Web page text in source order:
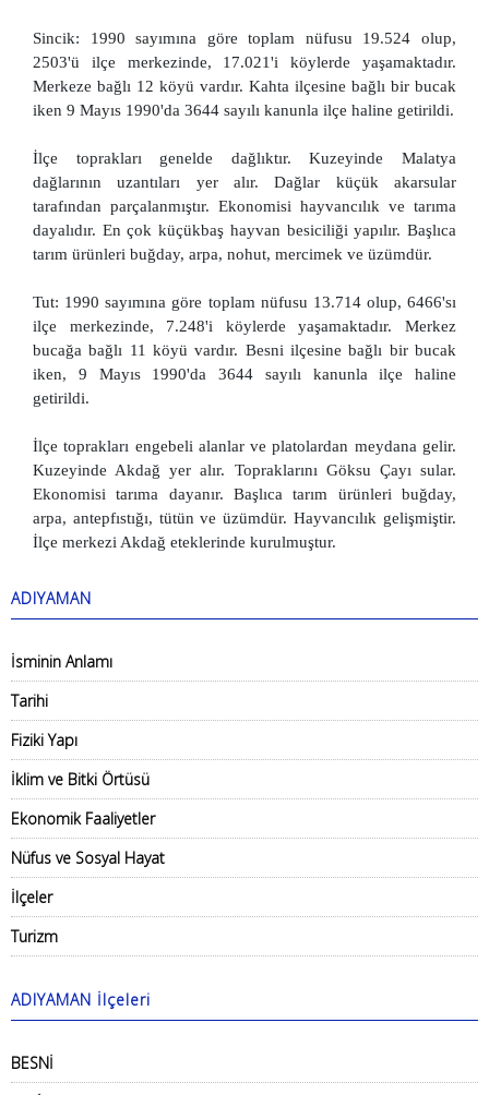
Sincik: 1990 sayımına göre toplam nüfusu 19.524 olup,
2503'ü ilçe merkezinde, 17.021'i köylerde yaşamaktadır.
Merkeze bağlı 12 köyü vardır. Kahta ilçesine bağlı bir bucak
iken 9 Mayıs 1990'da 3644 sayılı kanunla ilçe haline getirildi.
İlçe toprakları genelde dağlıktır. Kuzeyinde Malatya
dağlarının uzantıları yer alır. Dağlar küçük akarsular
tarafından parçalanmıştır. Ekonomisi hayvancılık ve tarıma
dayalıdır. En çok küçükbaş hayvan besiciliği yapılır. Başlıca
tarım ürünleri buğday, arpa, nohut, mercimek ve üzümdür.
Tut: 1990 sayımına göre toplam nüfusu 13.714 olup, 6466'sı
ilçe merkezinde, 7.248'i köylerde yaşamaktadır. Merkez
bucağa bağlı 11 köyü vardır. Besni ilçesine bağlı bir bucak
iken, 9 Mayıs 1990'da 3644 sayılı kanunla ilçe haline
getirildi.
İlçe toprakları engebeli alanlar ve platolardan meydana gelir.
Kuzeyinde Akdağ yer alır. Topraklarını Göksu Çayı sular.
Ekonomisi tarıma dayanır. Başlıca tarım ürünleri buğday,
arpa, antepfıstığı, tütün ve üzümdür. Hayvancılık gelişmiştir.
İlçe merkezi Akdağ eteklerinde kurulmuştur.
ADIYAMAN
İsminin Anlamı
Tarihi
Fiziki Yapı
İklim ve Bitki Örtüsü
Ekonomik Faaliyetler
Nüfus ve Sosyal Hayat
İlçeler
Turizm
ADIYAMAN İlçeleri
BESNİ